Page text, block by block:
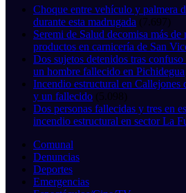
Choque entre vehículo y palmera
durante esta madrugada (7.697)
Seremi de Salud decomisa más de
productos en carnicería de San
Dos sujetos detenidos tras
un hombre fallecido en Pichidegua
Incendio estructural en Callejones
y un fallecido (5.098)
Dos personas fallecidas y tres en
incendio estructural en sector La
Comunal
Denuncias
Deportes
Emergencias